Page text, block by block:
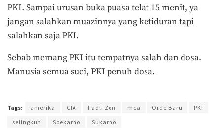
PKI. Sampai urusan buka puasa telat 15 menit, ya
jangan salahkan muazinnya yang ketiduran tapi
salahkan saja PKI.
Sebab memang PKI itu tempatnya salah dan dosa.
Manusia semua suci, PKI penuh dosa.
Tags: amerika CIA Fadli Zon mca Orde Baru
PKI
selingkuh
Soekarno Sukarno